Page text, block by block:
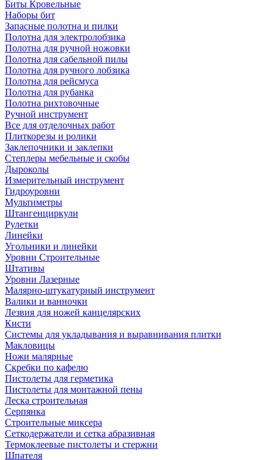
Биты Кровельные
Наборы бит
Запасные полотна и пилки
Полотна для электролобзика
Полотна для ручной ножовки
Полотна для сабельной пилы
Полотна для ручного лобзика
Полотна для рейсмуса
Полотна для рубанка
Полотна рихтовочные
Ручной инструмент
Все для отделочных работ
Плиткорезы и ролики
Заклепочники и заклепки
Степлеры мебельные и скобы
Дыроколы
Измерительный инструмент
Гидроуровни
Мультиметры
Штангенциркули
Рулетки
Линейки
Угольники и линейки
Уровни Строительные
Штативы
Уровни Лазерные
Малярно-штукатурный инструмент
Валики и ванночки
Лезвия для ножей канцелярских
Кисти
Системы для укладывания и выравнивания плитки
Макловицы
Ножи малярные
Скребки по кафелю
Пистолеты для герметика
Пистолеты для монтажной пены
Леска строительная
Серпянка
Строительные миксера
Сеткодержатели и сетка абразивная
Термоклеевые пистолеты и стержни
Шпателя